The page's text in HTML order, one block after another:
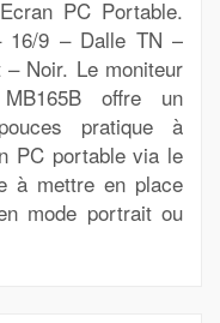
PC Portable.
9 – Dalle TN –
Noir. Le moniteur
offre un
pratique à
PC portable via le
à mettre en place
mode portrait ou